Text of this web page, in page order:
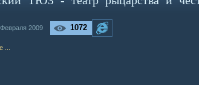
2009 1072
...